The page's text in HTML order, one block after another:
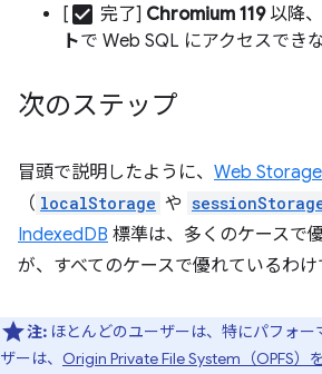
[ check_box 完了] Chromium 119以降、
トで Web SQL にアクセスでき
次のステップ
冒頭で説明したように、 Web
（ localStorage や
IndexedDB 標準は、多くのケースで
が、すべてのケースで優れているわけ
注: ほとんどのユーザーは、特にパフォ
ザーは、 Origin Private File System（OPFS）